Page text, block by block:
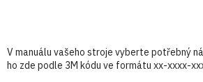
V manuálu vašeho stroje vyberte potřebný
ho zde podle 3M kódu ve formátu xx-xxxx-